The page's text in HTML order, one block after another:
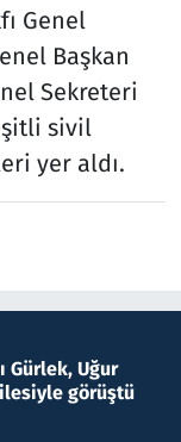
Genel
Başkan
Sekreteri
sivil
yer aldı.
Gürlek, Uğur
görüştü